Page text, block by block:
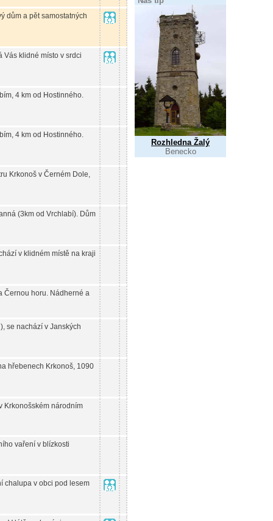
dům a pět samostatných
Vás klidné místo v srdci
4 km od Hostinného.
4 km od Hostinného.
Krkonoš v Černém Dole,
(3km od Vrchlabí). Dům
v klidném místě na kraji
Černou horu. Nádherné a
se nachází v Janských
hřebenech Krkonoš, 1090
Krkonošském národním
vaření v blízkosti
chalupa v obci pod lesem
Rozhledna Žalý
Benecko